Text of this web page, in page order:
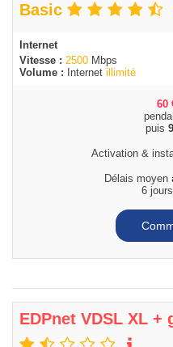
Basic
Internet
Vitesse : 2500 Mbps
Volume :
Internet illimité
60
puis
Activation &
Délais moyen
6
EDPnet VDSL XL